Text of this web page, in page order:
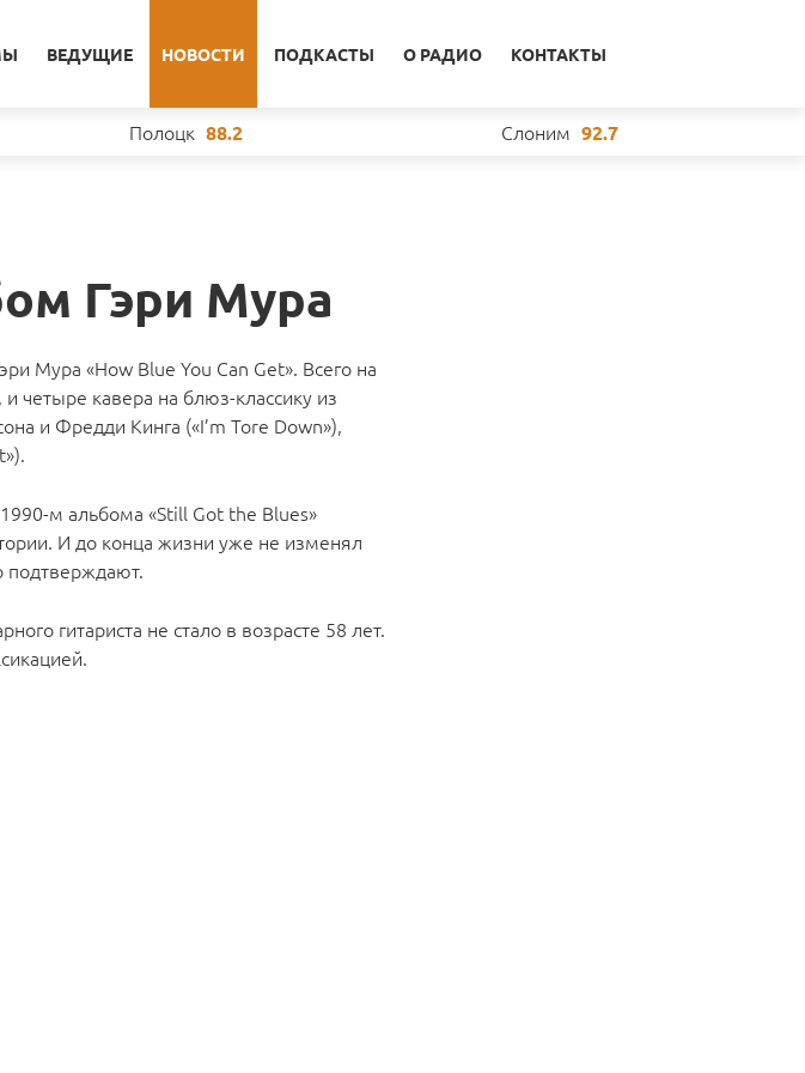
ВЕДУЩИЕ НОВОСТИ ПОДКАСТЫ О РАДИО КОНТАКТЫ
Полоцк 88.2 Слоним 92.7
Гэри Мура
Мура «How Blue You Can Get». Всего на
четыре кавера на блюз-классику из
и Фредди Кинга («I’m Tore Down»),
м альбома «Still Got the Blues»
И до конца жизни уже не изменял
подтверждают.
гитариста не стало в возрасте 58 лет.